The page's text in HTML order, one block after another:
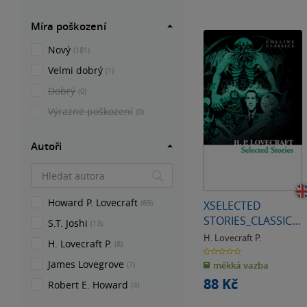
XSELECTED
STORIES_CLASSICS
PB
H. Lovecraft P.
0.0
z
5
hvězdiček
měkká vazba
88 Kč
Míra poškození
Nový (181)
Velmi dobrý (1)
Dobrý (0)
Výrazné poškození (0)
Autoři
Howard P. Lovecraft (69)
S.T. Joshi (13)
H. Lovecraft P. (8)
James Lovegrove (7)
Robert E. Howard (4)